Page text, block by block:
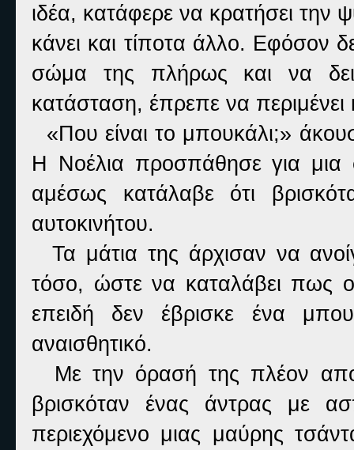
ιδέα, κατάφερε να κρατήσει
κάνει και τίποτα άλλο. Εφόσον
σώμα της πλήρως και να δει
κατάσταση, έπρεπε να περιμένει
«Που είναι το μπουκάλι;»
Η Νοέλια προσπάθησε για μια
αμέσως κατάλαβε ότι
αυτοκινήτου.
Τα μάτια της άρχισαν να
τόσο, ώστε να καταλάβει πως
επειδή δεν έβρισκε ένα
αναισθητικό.
Με την όρασή της πλέον
βρισκόταν ένας άντρας με
περιεχόμενο μιας μαύρης